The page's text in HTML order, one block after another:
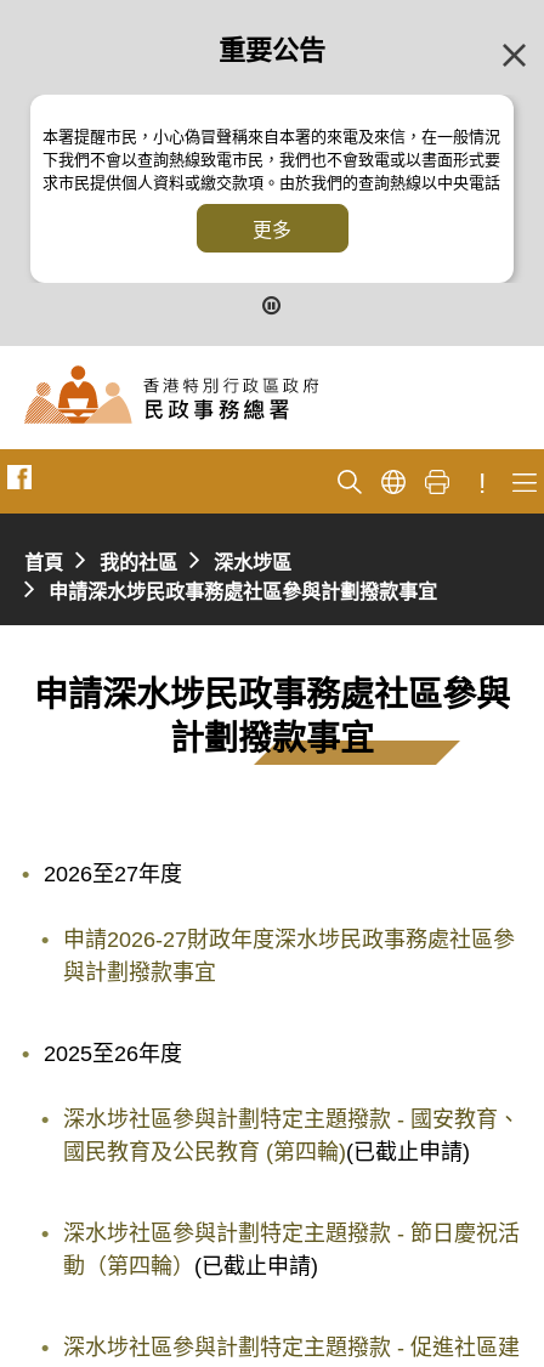
重要公告
本署提醒市民，小心偽冒聲稱來自本署的來電及來信，在一般情況
下我們不會以查詢熱線致電市民，我們也不會致電或以書面形式要
求市民提供個人資料或繳交款項。由於我們的查詢熱線以中央電話
系統操作，本署的來電不會顯示電話號碼 2835 2500 。如有疑
問，應與本署職員核實或向警方反詐騙協調中心
詢熱線 18222 查詢。詳情請瀏覽以下新聞公報：
二零一九年七月二十六日的新聞公報
二零一七年四月二十八日的新聞公報
二零一七年四月五日的新聞公報
更多
!
首頁 我的社區
深水埗區
申請深水埗民政事務處社區參與計劃撥款事宜
申請深水埗民政事務處社區參與
計劃撥款事宜
2026至27年度
申請2026-27財政年度深水埗民政事務處社區參
與計劃撥款事宜
2025至26年度
深水埗社區參與計劃特定主題撥款 - 國安教育、
國民教育及公民教育 (第四輪)(已截止申請)
深水埗社區參與計劃特定主題撥款 - 節日慶祝活
動（第四輪） (已截止申請)
深水埗社區參與計劃特定主題撥款 - 促進社區建